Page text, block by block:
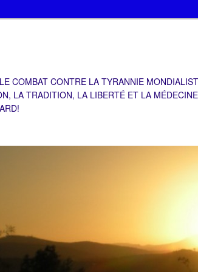
COMBAT CONTRE LA TYRANNIE
LA TRADITION, LA LIBERTÉ ET LA